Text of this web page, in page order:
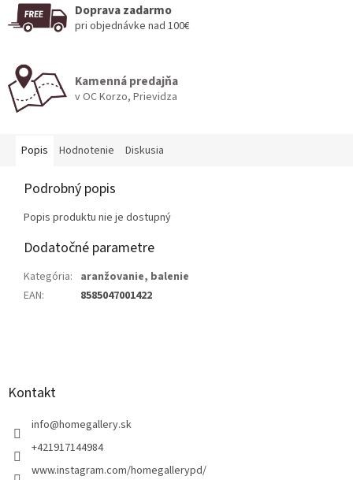
Doprava zadarmo
pri objednávke nad 100€
Kamenná predajňa
v OC Korzo, Prievidza
Popis Hodnotenie Diskusia
Podrobný popis
Popis produktu nie je dostupný
Dodatočné parametre
Kategória: aranžovanie, balenie
EAN: 8585047001422
Kontakt
info@homegallery.sk
+421917144984
www.instagram.com/homegallerypd/